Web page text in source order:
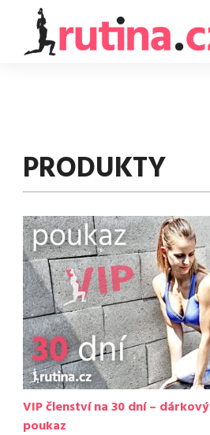
PRODUKTY
VIP členství na 30 dní – dárkový
poukaz